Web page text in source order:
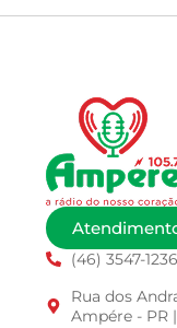
(46) 3547-1236
Rua dos
Ampére - PR